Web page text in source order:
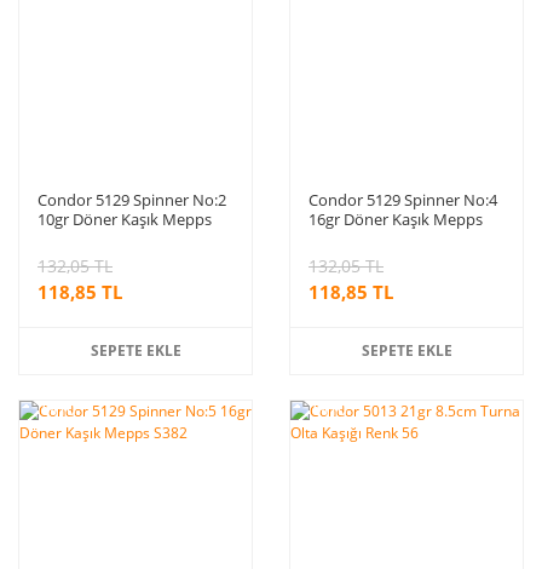
Condor 5129 Spinner No:2
10gr Döner Kaşık Mepps
118,85 TL
132,05 TL
SEPETE EKLE
Condor 5129 Spinner No:4
16gr Döner Kaşık Mepps
118,85 TL
132,05 TL
SEPETE EKLE
%10 %10